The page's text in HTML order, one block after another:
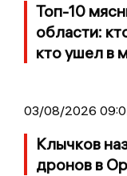
Топ-10
области:
кто ушел в
03/08/2026
Клычков
дронов в